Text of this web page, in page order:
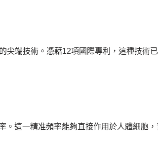
尖端技術。憑藉12項國際專利，這種技術
。這一精准頻率能夠直接作用於人體細胞